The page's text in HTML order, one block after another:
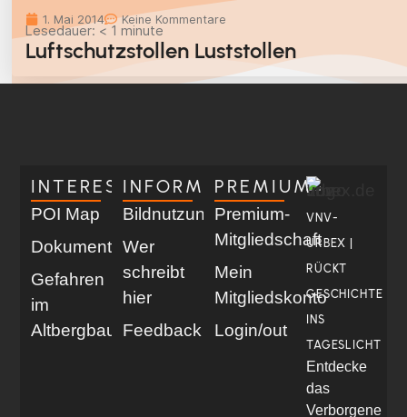
1. Mai 2014 Keine Kommentare
Lesedauer: < 1 minute
Luftschutzstollen Luststollen
VNV-
URBEX |
RÜCKT
GESCHICHTE
INS
TAGESLICHT
Entdecke
das
Verborgene
INTERESSANT
POI Map
Dokumentationen
Gefahren
im
Altbergbau
INFORMATIV
Bildnutzung
Wer
schreibt
hier
Feedback
PREMIUM
Premium-
Mitgliedschaft
Mein
Mitgliedskonto
Login/out